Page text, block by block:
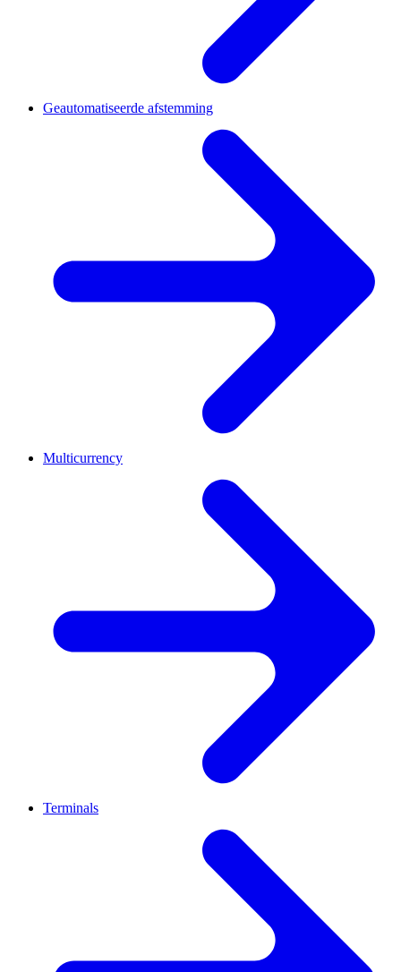
Geautomatiseerde afstemming
Multicurrency
Terminals